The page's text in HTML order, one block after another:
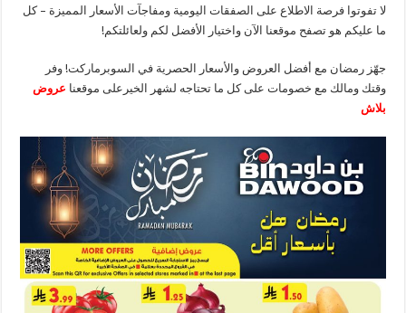
لا تفوتوا فرصة الاطلاع على الصفقات اليومية ومفاجآت الأسعار المميزة – كل
ما عليكم هو تصفح موقعنا الآن واختيار الأفضل لكم ولعائلتكم!
جهّز رمضان مع أفضل العروض والأسعار الحصرية في السوبرماركت! وفر
وقتك ومالك مع خصومات على كل ما تحتاجه لشهر الخيرعلى موقعنا عروض
بلاش